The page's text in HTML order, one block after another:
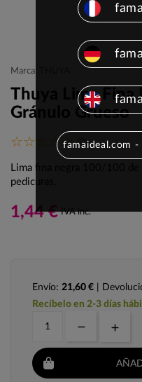
Marca: THUYA
Thuya Lima Fina
Gránulo Grueso
(0)
Lima fina negra 100/100 de
pedicuras.
1,44 € IVA inc.
Envío: 21,60 € |
Recíbelo en 2-3 días
famaideal.com -